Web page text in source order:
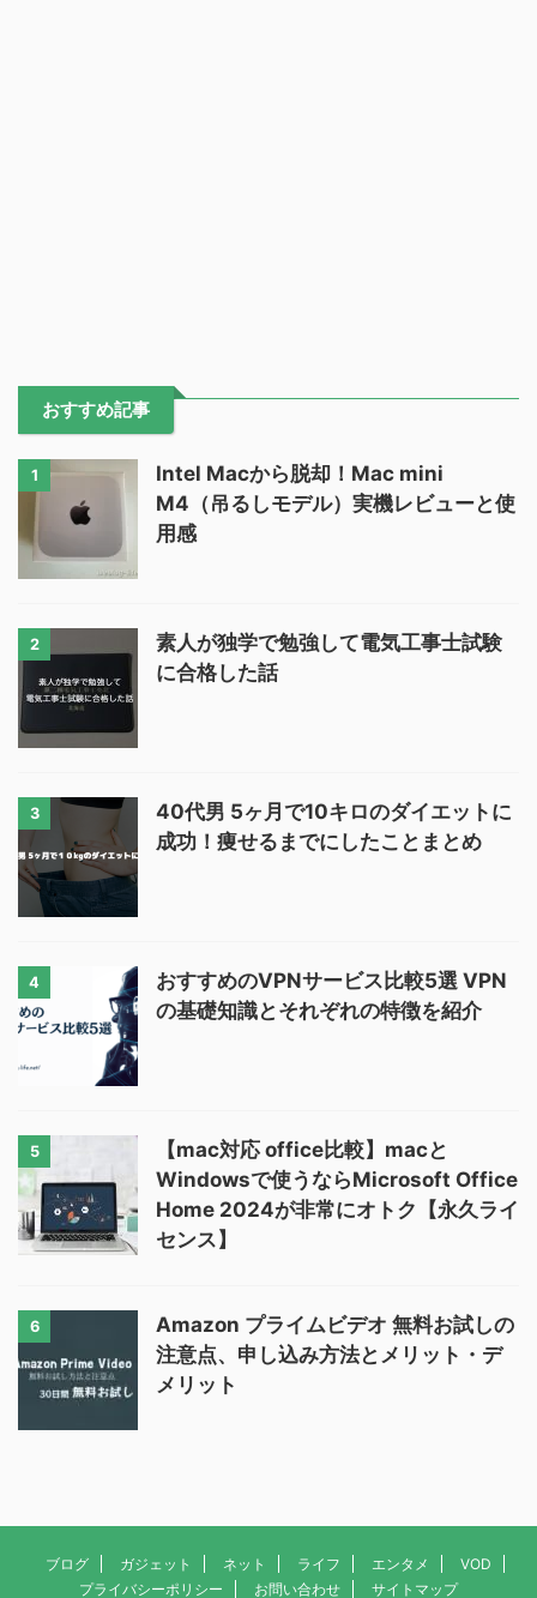
おすすめ記事
1
Intel Macから脱却！Mac mini
M4（吊るしモデル）実機レビューと使
用感
2
素人が独学で勉強して電気工事士試験
に合格した話
3
40代男 5ヶ月で10キロのダイエットに
成功！痩せるまでにしたことまとめ
4
おすすめのVPNサービス比較5選 VPN
の基礎知識とそれぞれの特徴を紹介
5
【mac対応 office比較】macと
Windowsで使うならMicrosoft Office
Home 2024が非常にオトク【永久ライ
センス】
6
Amazon プライムビデオ 無料お試しの
注意点、申し込み方法とメリット・デ
メリット
ブログ ガジェット ネット ライフ エンタメ
VOD
プライバシーポリシー
お問い合わせ サイトマップ